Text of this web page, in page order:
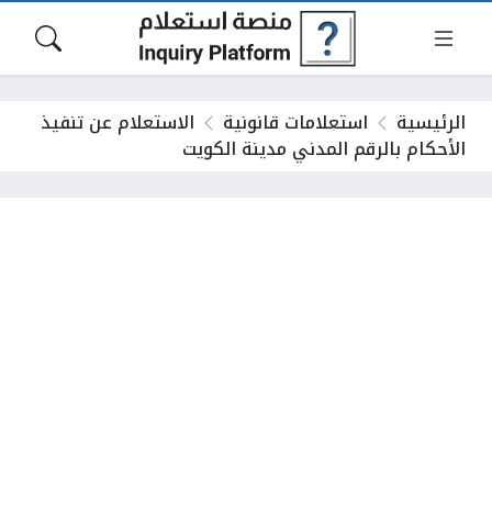
الرئيسية استعلامات قانونية الاستعلام عن تنفيذ
الأحكام بالرقم المدني مدينة الكويت